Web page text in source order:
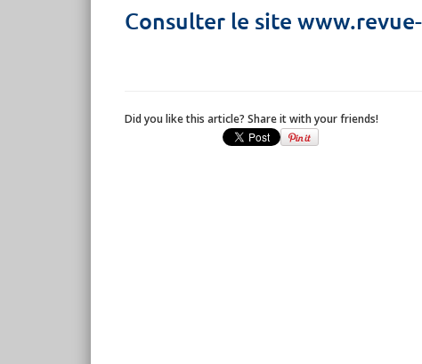
Consulter le site
Did you like this article? Share it with your friends!